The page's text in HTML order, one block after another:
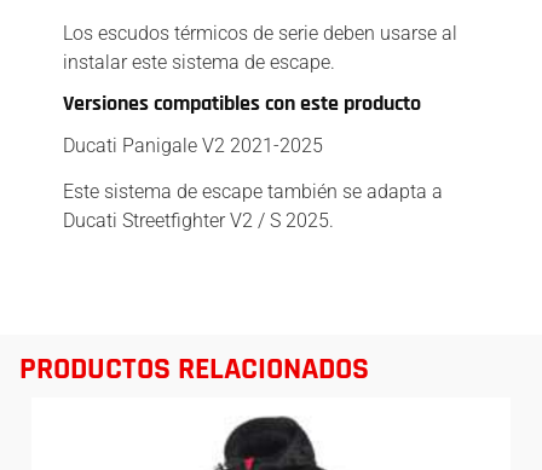
Los escudos térmicos de serie deben usarse al
instalar este sistema de escape.
Versiones compatibles con este producto
Ducati Panigale V2 2021-2025
Este sistema de escape también se adapta a
Ducati Streetfighter V2 / S 2025.
PRODUCTOS RELACIONADOS